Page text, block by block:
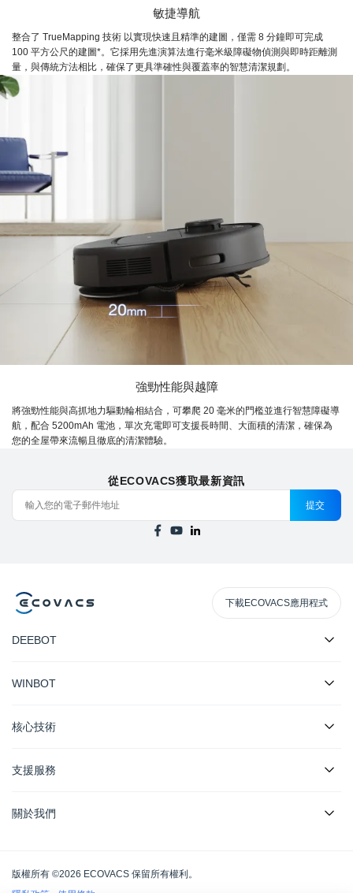
敏捷導航
整合了 TrueMapping 技術 以實現快速且精準的建圖，僅需 8 分鐘即可完成
100 平方公尺的建圖*。它採用先進演算法進行毫米級障礙物偵測與即時距離測
量，與傳統方法相比，確保了更具準確性與覆蓋率的智慧清潔規劃。
強勁性能與越障
將強勁性能與高抓地力驅動輪相結合，可攀爬 20 毫米的門檻並進行智慧障礙導
航，配合 5200mAh 電池，單次充電即可支援長時間、大面積的清潔，確保為
您的全屋帶來流暢且徹底的清潔體驗。
從ECOVACS獲取最新資訊
提交
下載ECOVACS應用程式
DEEBOT
WINBOT
核心技術
支援服務
關於我們
版權所有 ©2026 ECOVACS 保留所有權利。